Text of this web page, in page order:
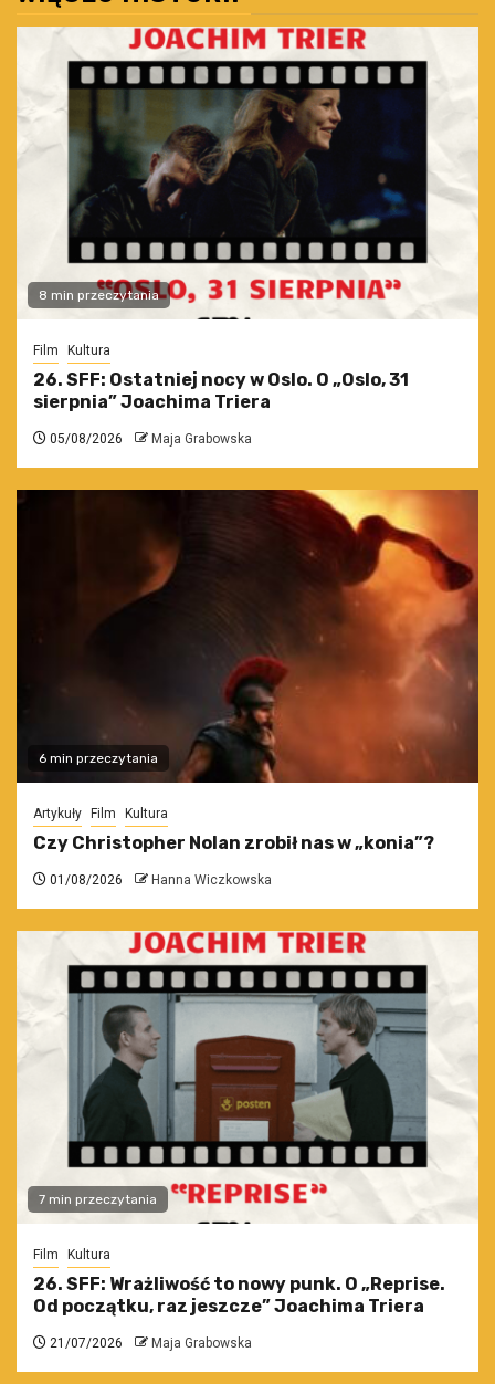
8 min przeczytania
Film Kultura
26. SFF: Ostatniej nocy w Oslo. O „Oslo, 31
sierpnia” Joachima Triera
05/08/2026 Maja Grabowska
6 min przeczytania
Artykuły Film Kultura
Czy Christopher Nolan zrobił nas w „konia”?
01/08/2026 Hanna Wiczkowska
7 min przeczytania
Film Kultura
26. SFF: Wrażliwość to nowy punk. O „Reprise.
Od początku, raz jeszcze” Joachima Triera
21/07/2026 Maja Grabowska